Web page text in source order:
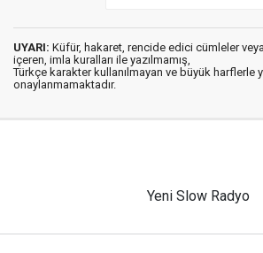
UYARI: Küfür, hakaret, rencide edici cümleler
içeren, imla kuralları ile yazılmamış,
Türkçe karakter kullanılmayan ve büyük harflerle
onaylanmamaktadır.
Yeni Slow Radyo